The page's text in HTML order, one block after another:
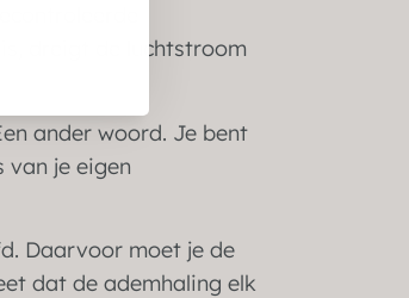
dreigt de luchtstroom
ander woord. Je bent
van je eigen
Daarvoor moet je de
dat de ademhaling elk